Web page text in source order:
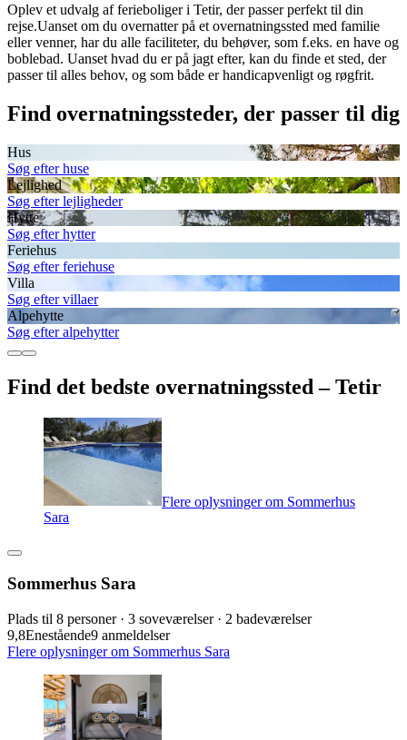
Oplev et udvalg af ferieboliger i Tetir, der passer perfekt til din
rejse.Uanset om du overnatter på et overnatningssted med familie
eller venner, har du alle faciliteter, du behøver, som f.eks. en have og
boblebad. Uanset hvad du er på jagt efter, kan du finde et sted, der
passer til alles behov, og som både er handicapvenligt og røgfrit.
Find overnatningssteder, der passer til dig
Hus
Søg efter huse
Lejlighed
Søg efter lejligheder
Hytte
Søg efter hytter
Feriehus
Søg efter feriehuse
Villa
Søg efter villaer
Alpehytte
Søg efter alpehytter
Find det bedste overnatningssted – Tetir
Flere oplysninger om Sommerhus
Sara
Sommerhus Sara
Plads til 8 personer · 3 soveværelser · 2 badeværelser
9,8Enestående9 anmeldelser
Flere oplysninger om Sommerhus Sara